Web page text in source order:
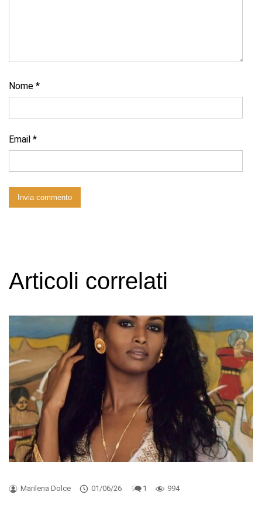
Nome *
Email *
Articoli correlati
Marilena Dolce 01/06/26 1 994